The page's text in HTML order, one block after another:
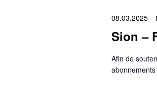
08.03.2025-
Sion –
Afin de